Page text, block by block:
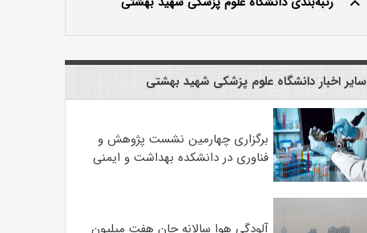
سایر اخبار دانشگاه علوم پزشکی شهید بهشتی
برگزاری چهارمین نشست پژوهش و
فناوری در دانشکده بهداشت و ایمنی
آلودگی هوا سالانه جان هفت میلیون